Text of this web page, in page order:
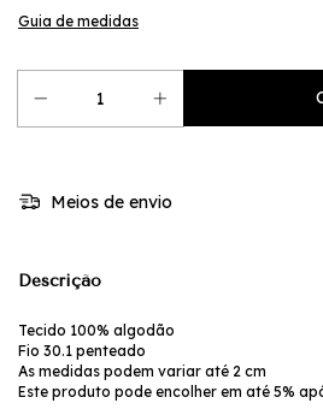
Guia de medidas
Meios de envio
Descrição
Tecido 100% algodão
Fio 30.1 penteado
As medidas podem variar até 2 cm
Este produto pode encolher em até 5%